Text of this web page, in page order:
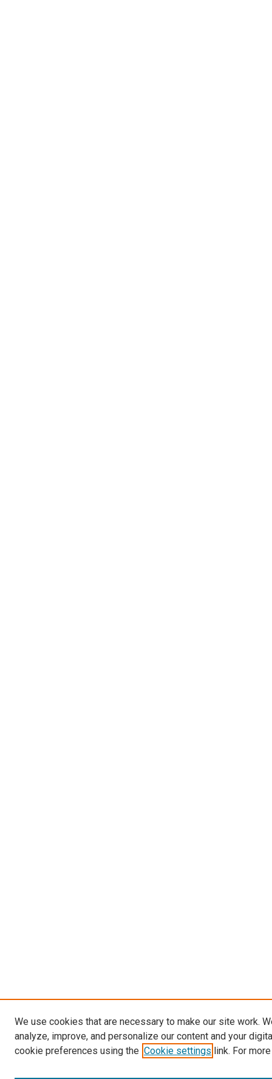
We use cookies that are necessary to make our site work.
analyze, improve, and personalize our content and your
cookie preferences using the Cookie settings link. For